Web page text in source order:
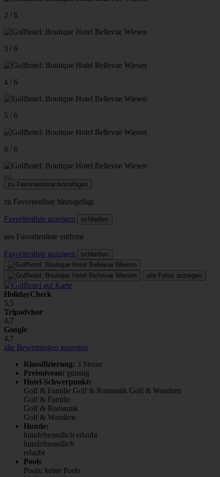
2 / 6
3 / 6
4 / 6
5 / 6
6 / 6
zu Favoritenliste hinzufügen
zu Favoritenliste hinzugefügt
Favoritenliste anzeigen schließen
aus Favoritenliste entfernt
Favoritenliste anzeigen schließen
alle Fotos anzeigen
HolidayCheck
5,5
Tripadvisor
4,7
Google
4,7
alle Bewertungen anzeigen
Klassifizierung: 3 Sterne
Preisniveau: günstig
Hotel-Schwerpunkt:
Golf & Familie Golf & Romantik Golf & Wandern
Golf & Familie
Golf & Romantik
Golf & Wandern
Hunde:
hundefreundlich erlaubt
hundefreundlich
erlaubt
Pools
Pools: keine Pools